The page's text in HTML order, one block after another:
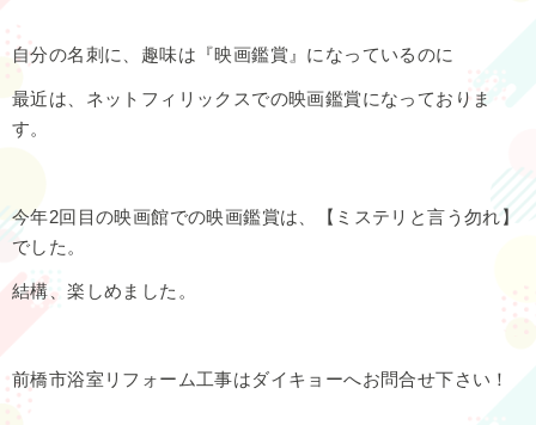
自分の名刺に、趣味は『映画鑑賞』になっているのに
最近は、ネットフィリックスでの映画鑑賞になっておりま
す。
今年2回目の映画館での映画鑑賞は、【ミステリと言う勿れ】
でした。
結構、楽しめました。
前橋市浴室リフォーム工事はダイキョーへお問合せ下さい！